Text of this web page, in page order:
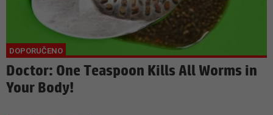
Doctor: One Teaspoon Kills All Worms in
Your Body!